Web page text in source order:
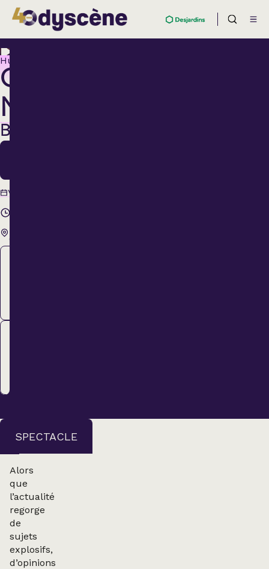
Humour
GUY
NANTEL
BIENVEILLANT
Vendredi
Groulx
SPECTACLE
Alors
que
l’actualité
regorge
de
sujets
explosifs,
d’opinions